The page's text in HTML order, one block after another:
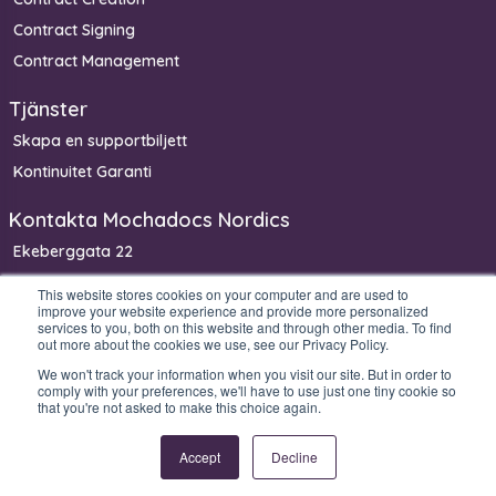
This website stores cookies on your computer and are used to
improve your website experience and provide more personalized
services to you, both on this website and through other media. To find
out more about the cookies we use, see our Privacy Policy.
We won't track your information when you visit our site. But in order to
comply with your preferences, we'll have to use just one tiny cookie so
that you're not asked to make this choice again.
Accept Decline
Contract Signing
Contract Management
Tjänster
Skapa en supportbiljett
Kontinuitet Garanti
Kontakta Mochadocs Nordics
Ekeberggata 22
3208 Sandefjord
Norge
Telefon: +47 90 06 33 00
Copyright © 2026 Mochadocs Enterprise B.V. All rights reserved.
Security
Statement
Catalog